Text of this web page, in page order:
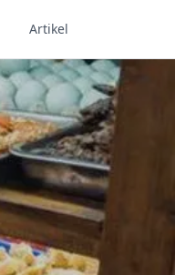
Artikel